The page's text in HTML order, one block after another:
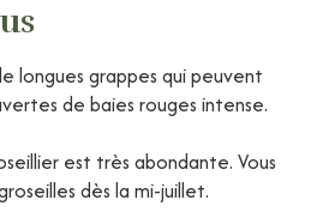
longues grappes qui peuvent
de baies rouges intense.
est très abondante. Vous
dès la mi-juillet.